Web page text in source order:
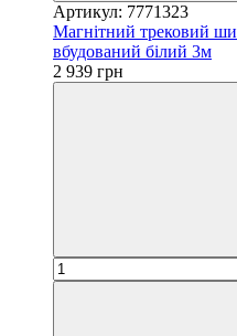
Артикул: 7771323
Магнітний трековий
вбудований білий 3м
2 939 грн